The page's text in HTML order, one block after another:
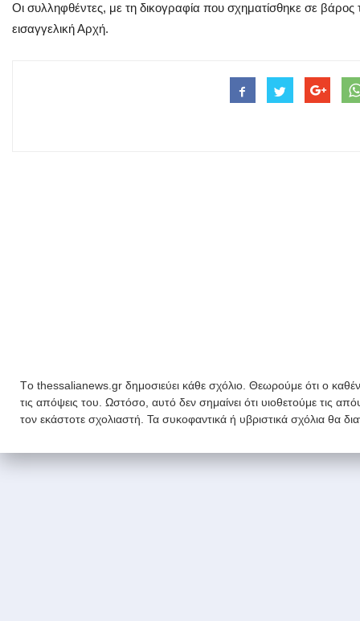
Οι συλληφθέντες, με τη δικογραφία που σχηματίσθηκε σε
εισαγγελική Αρχή.
Tο thessalianews.gr δημοσιεύει κάθε σχόλιο. Θεωρούμε ότι ο
τις απόψεις του. Ωστόσο, αυτό δεν σημαίνει ότι υιοθετούμε τις
τον εκάστοτε σχολιαστή. Τα συκοφαντικά ή υβριστικά σχόλια θα